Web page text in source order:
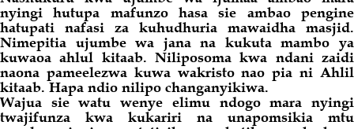
Fiqh-Ibaadah Duaa-Adhkaar
Fataawa Za Ulamaa Kauli Za Salaf
nyingi hutupa mafunzo hasa sie ambao pengine
hatupati nafasi za kuhudhuria mawaidha masjid.
Nimepitia ujumbe wa jana na kukuta mambo ya
kuwaoa ahlul kitaab. Niliposoma kwa ndani zaidi
naona pameelezwa kuwa wakristo nao pia ni Ahlil
kitaab. Hapa ndio nilipo changanyikiwa.
Wajua sie watu wenye elimu ndogo mara nyingi
twajifunza kwa kukariri na unapomsikia mtu